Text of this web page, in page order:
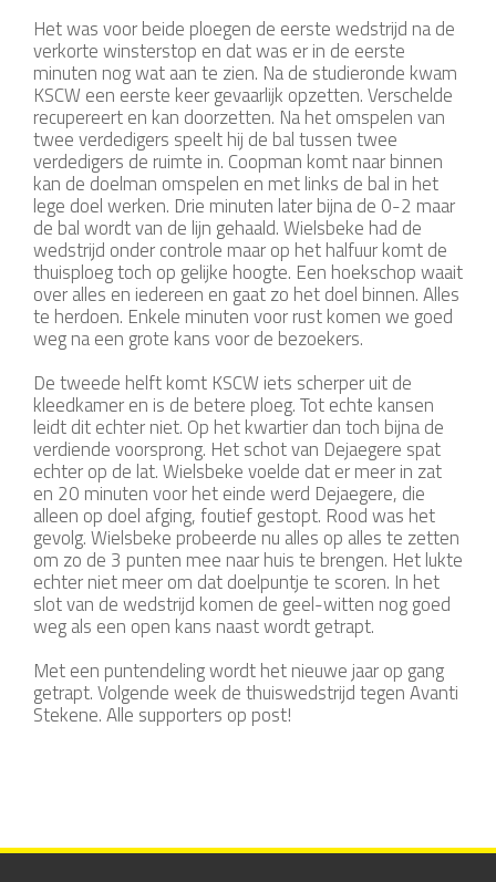
Het was voor beide ploegen de eerste wedstrijd na de
verkorte winsterstop en dat was er in de eerste
minuten nog wat aan te zien. Na de studieronde kwam
KSCW een eerste keer gevaarlijk opzetten. Verschelde
recupereert en kan doorzetten. Na het omspelen van
twee verdedigers speelt hij de bal tussen twee
verdedigers de ruimte in. Coopman komt naar binnen
kan de doelman omspelen en met links de bal in het
lege doel werken. Drie minuten later bijna de 0-2 maar
de bal wordt van de lijn gehaald. Wielsbeke had de
wedstrijd onder controle maar op het halfuur komt de
thuisploeg toch op gelijke hoogte. Een hoekschop waait
over alles en iedereen en gaat zo het doel binnen. Alles
te herdoen. Enkele minuten voor rust komen we goed
weg na een grote kans voor de bezoekers.
De tweede helft komt KSCW iets scherper uit de
kleedkamer en is de betere ploeg. Tot echte kansen
leidt dit echter niet. Op het kwartier dan toch bijna de
verdiende voorsprong. Het schot van Dejaegere spat
echter op de lat. Wielsbeke voelde dat er meer in zat
en 20 minuten voor het einde werd Dejaegere, die
alleen op doel afging, foutief gestopt. Rood was het
gevolg. Wielsbeke probeerde nu alles op alles te zetten
om zo de 3 punten mee naar huis te brengen. Het lukte
echter niet meer om dat doelpuntje te scoren. In het
slot van de wedstrijd komen de geel-witten nog goed
weg als een open kans naast wordt getrapt.
Met een puntendeling wordt het nieuwe jaar op gang
getrapt. Volgende week de thuiswedstrijd tegen Avanti
Stekene. Alle supporters op post!